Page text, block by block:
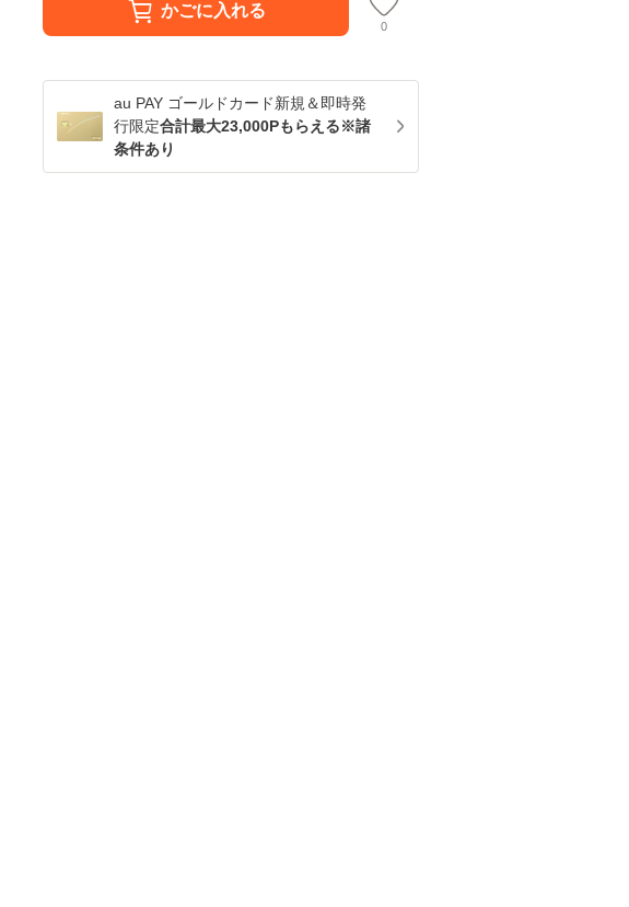
かごに入れる
0
au PAY ゴールドカード新規＆即時発
行限定合計最大23,000Pもらえる※諸
条件あり